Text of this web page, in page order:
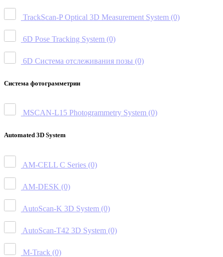
TrackScan-P Optical 3D Measurement System (0)
6D Pose Tracking System (0)
6D Система отслеживания позы (0)
Система фотограмметрии
MSCAN-L15 Photogrammetry System (0)
Automated 3D System
AM-CELL C Series (0)
AM-DESK (0)
AutoScan-K 3D System (0)
AutoScan-T42 3D System (0)
M-Track (0)